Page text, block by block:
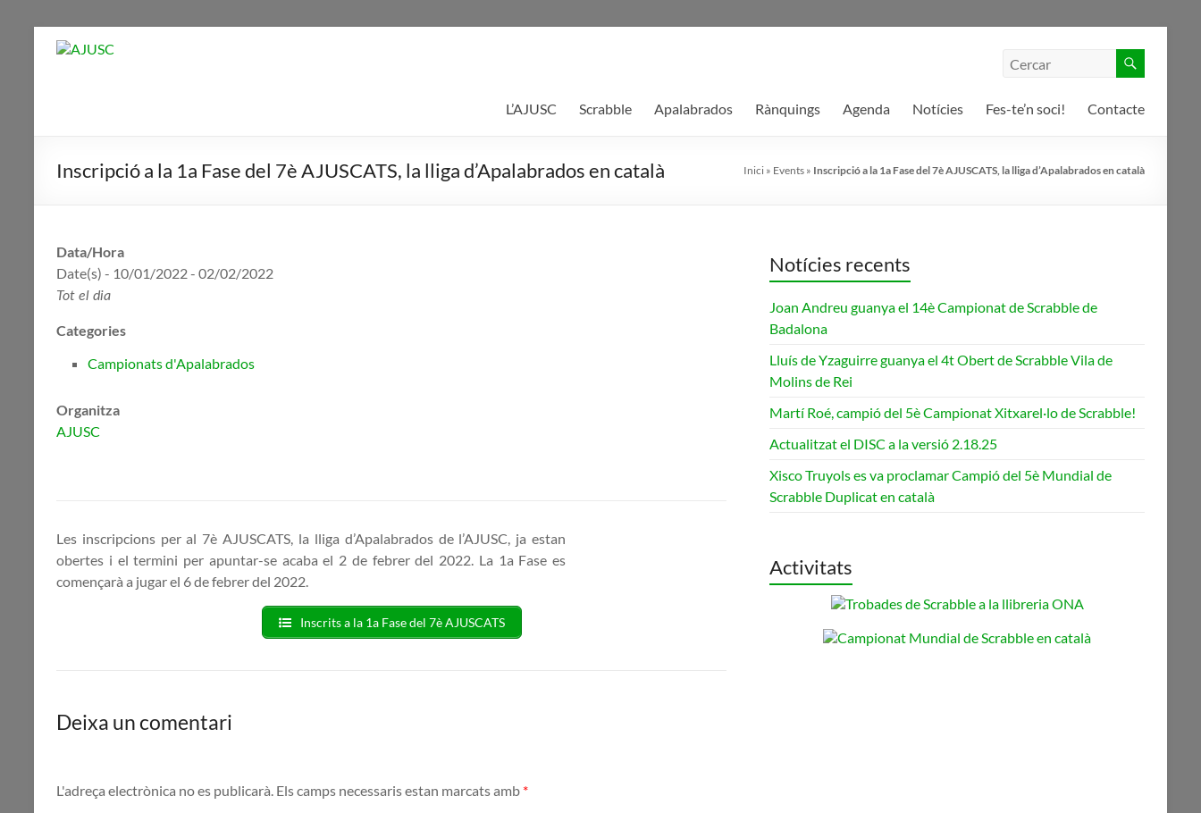
de
L’AJUSC Scrabble Apalabrados Rànquings Agenda Notícies Fes-te’n soci! Contacte
Inscripció a la 1a Fase del 7è AJUSCATS, la lliga d’Apalabrados en català Inici » Events » Inscripció a la 1a Fase del 7è AJUSCATS, la lliga d’Apalabrados en català
Data/Hora
Date(s) - 10/01/2022 - 02/02/2022
Tot el dia
Categories
Campionats d'Apalabrados
Organitza
AJUSC
Les inscripcions per al 7è AJUSCATS, la lliga d’Apalabrados de l’AJUSC, ja estan
obertes i el termini per apuntar-se acaba el 2 de febrer del 2022. La 1a Fase es
començarà a jugar el 6 de febrer del 2022.
Inscrits a la 1a Fase del 7è AJUSCATS
Deixa un comentari
L'adreça electrònica no es publicarà. Els camps necessaris estan marcats amb *
Notícies recents
Joan Andreu guanya el 14è Campionat de Scrabble de
Badalona
Lluís de Yzaguirre guanya el 4t Obert de Scrabble Vila de
Molins de Rei
Martí Roé, campió del 5è Campionat Xitxarel·lo de Scrabble!
Actualitzat el DISC a la versió 2.18.25
Xisco Truyols es va proclamar Campió del 5è Mundial de
Scrabble Duplicat en català
Activitats